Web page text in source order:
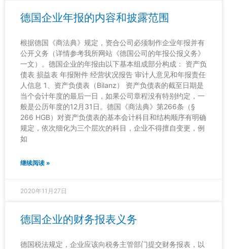
德国企业年报的内容和披露范围
根据德国《商法典》规定，资合公司必须制作企业年报并有
公开义务（详情参考我所网站《德国公司的年报公报义务》
一文）。德国企业的年报由以下基本组成部分构成： 资产负
债表 损益表 年报附件 经营状况报告 审计人意见和年报责任
人信息 1、资产负债表（Bilanz） 资产负债表的截至日期是
当个会计年度的最后一日，如果公司章程没有特别约定，一
般是公历年度的12月31日。德国《商法典》第266条（§
266 HGB）对资产负债表的基本会计科目和结构顺序有明确
规定，依次细化为三个层次的科目，企业不得擅自变更，例
如
继续阅读 »
2020年11月27日
德国企业的财务报表义务
德国税法规定，企业应该向税务主管部门提交财务报表，以